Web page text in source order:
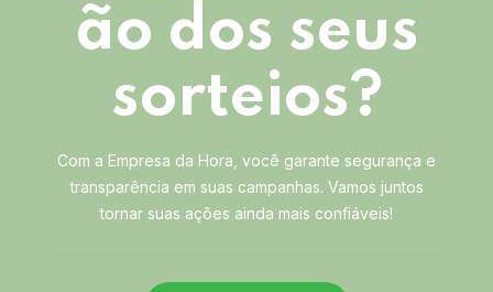
ão dos seus
sorteios?
Com a Empresa da Hora, você garante segurança e
transparência em suas campanhas. Vamos juntos
tornar suas ações ainda mais confiáveis!